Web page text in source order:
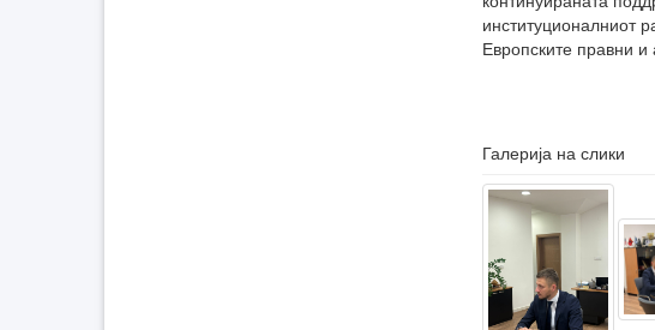
институционалниот
Европските правни
Галерија на слики